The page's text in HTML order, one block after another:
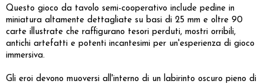
Questo gioco da tavolo semi-cooperativo include pedine in
miniatura altamente dettagliate su basi di 25 mm e oltre 90
carte illustrate che raffigurano tesori perduti, mostri orribili,
antichi artefatti e potenti incantesimi per un'esperienza di gioco
immersiva.
Gli eroi devono muoversi all'interno di un labirinto oscuro pieno di